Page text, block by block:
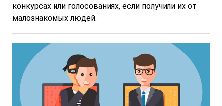
конкурсах или голосованиях, если получили их от
малознакомых людей.